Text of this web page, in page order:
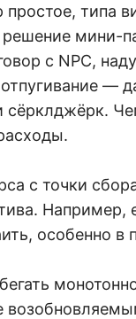
простое, типа
мини-
с NPC,
—
сёрклджёрк.
с точки
Например,
особенно в